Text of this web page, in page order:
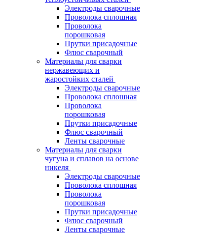
Электроды сварочные
Проволока сплошная
Проволока
порошковая
Прутки присадочные
Флюс сварочный
Материалы для сварки
нержавеющих и
жаростойких сталей
Электроды сварочные
Проволока сплошная
Проволока
порошковая
Прутки присадочные
Флюс сварочный
Ленты сварочные
Материалы для сварки
чугуна и сплавов на основе
никеля
Электроды сварочные
Проволока сплошная
Проволока
порошковая
Прутки присадочные
Флюс сварочный
Ленты сварочные